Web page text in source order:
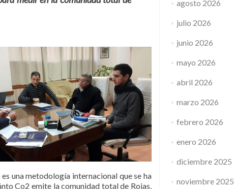
una metodología internacional que se ha
Co2 emite la comunidad total de Rojas,
agosto 2026
julio 2026
junio 2026
mayo 2026
abril 2026
marzo 2026
febrero 2026
enero 2026
diciembre 2025
noviembre 2025